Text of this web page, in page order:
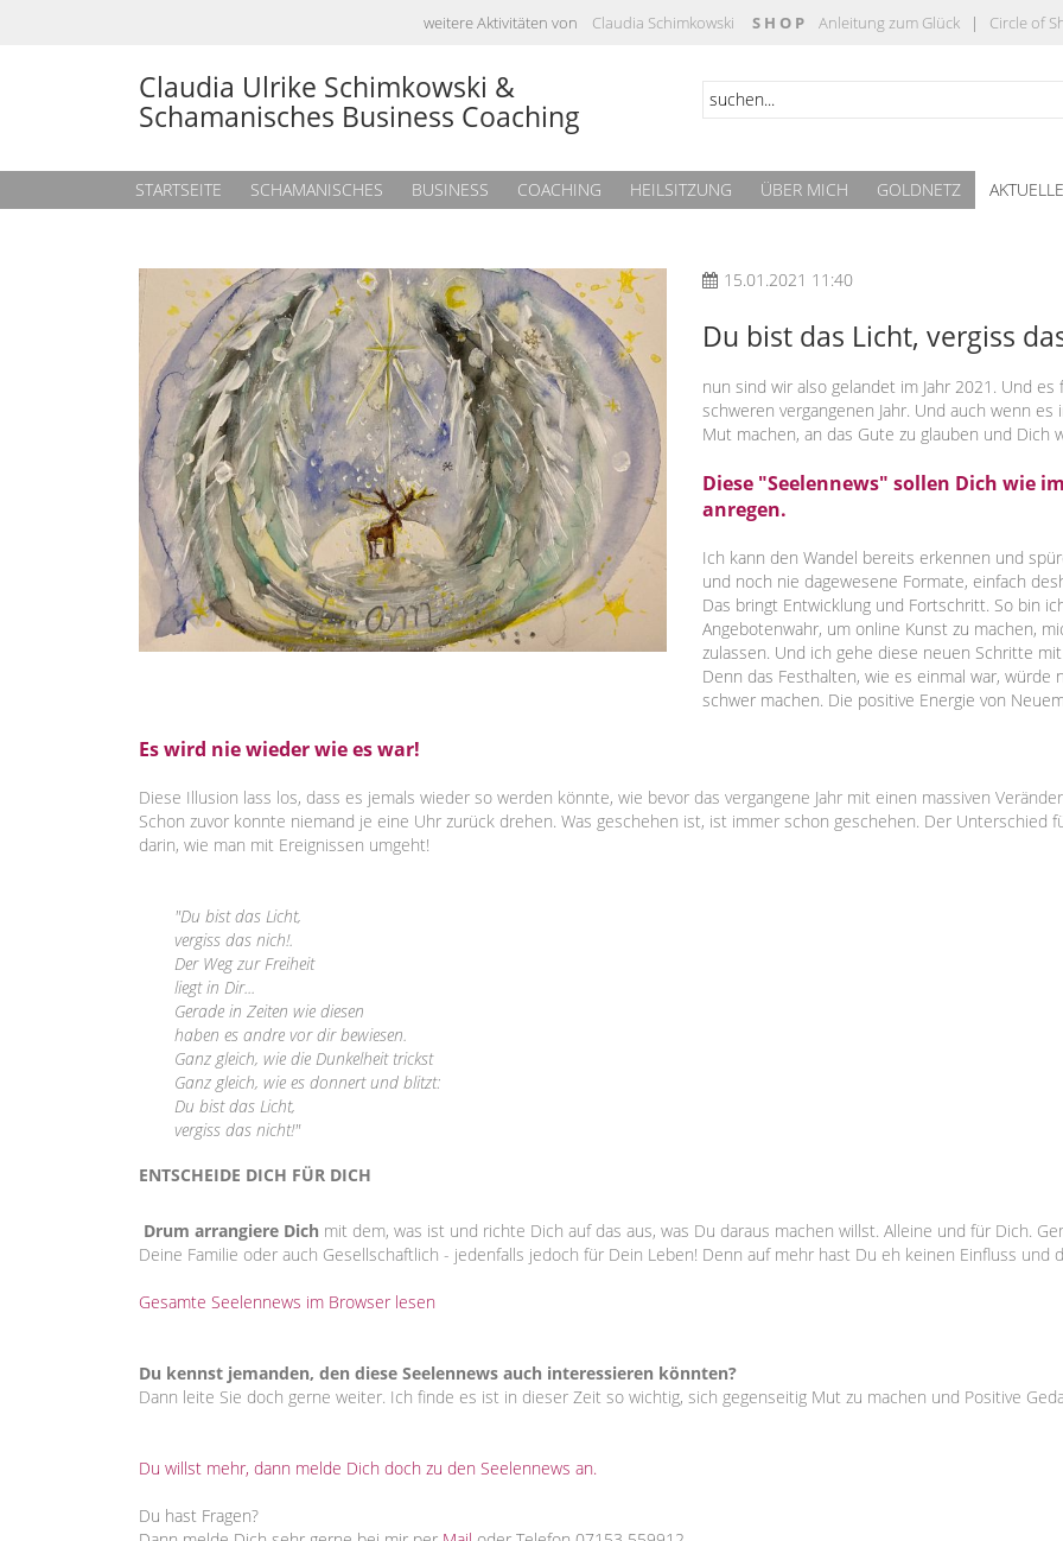
weitere Aktivitäten von Claudia Schimkowski S H O P Anleitung zum Glück| Circle of
Claudia Ulrike Schimkowski &
Schamanisches Business Coaching
STARTSEITE SCHAMANISCHES BUSINESS COACHING HEILSITZUNG ÜBER MICH GOLDNETZ
15.01.2021 11:40
Du bist das Licht, vergiss
nun sind wir also gelandet im Jahr 2021. Und
schweren vergangenen Jahr. Und auch wenn
Mut machen, an das Gute zu glauben und Dich
Diese "Seelennews" sollen Dich wie
anregen.
Ich kann den Wandel bereits erkennen und
und noch nie dagewesene Formate, einfach
Das bringt Entwicklung und Fortschritt. So bin
Angebotenwahr, um online Kunst zu machen,
zulassen. Und ich gehe diese neuen Schritte
Denn das Festhalten, wie es einmal war,
schwer machen. Die positive Energie von
Es wird nie wieder wie es war!
Diese Illusion lass los, dass es jemals wieder so werden könnte, wie bevor das vergangene Jahr mit einen massiven
Schon zuvor konnte niemand je eine Uhr zurück drehen. Was geschehen ist, ist immer schon geschehen. Der Unterschied
darin, wie man mit Ereignissen umgeht!
"Du bist das Licht,
vergiss das nich!.
Der Weg zur Freiheit
liegt in Dir...
Gerade in Zeiten wie diesen
haben es andre vor dir bewiesen.
Ganz gleich, wie die Dunkelheit trickst
Ganz gleich, wie es donnert und blitzt:
Du bist das Licht,
vergiss das nicht!"
ENTSCHEIDE DICH FÜR DICH
Drum arrangiere Dich mit dem, was ist und richte Dich auf das aus, was Du daraus machen willst. Alleine und für Dich.
Deine Familie oder auch Gesellschaftlich - jedenfalls jedoch für Dein Leben! Denn auf mehr hast Du eh keinen Einfluss und
Gesamte Seelennews im Browser lesen
Du kennst jemanden, den diese Seelennews auch interessieren könnten?
Dann leite Sie doch gerne weiter. Ich finde es ist in dieser Zeit so wichtig, sich gegenseitig Mut zu machen und Positive
Du willst mehr, dann melde Dich doch zu den Seelennews an.
Du hast Fragen?